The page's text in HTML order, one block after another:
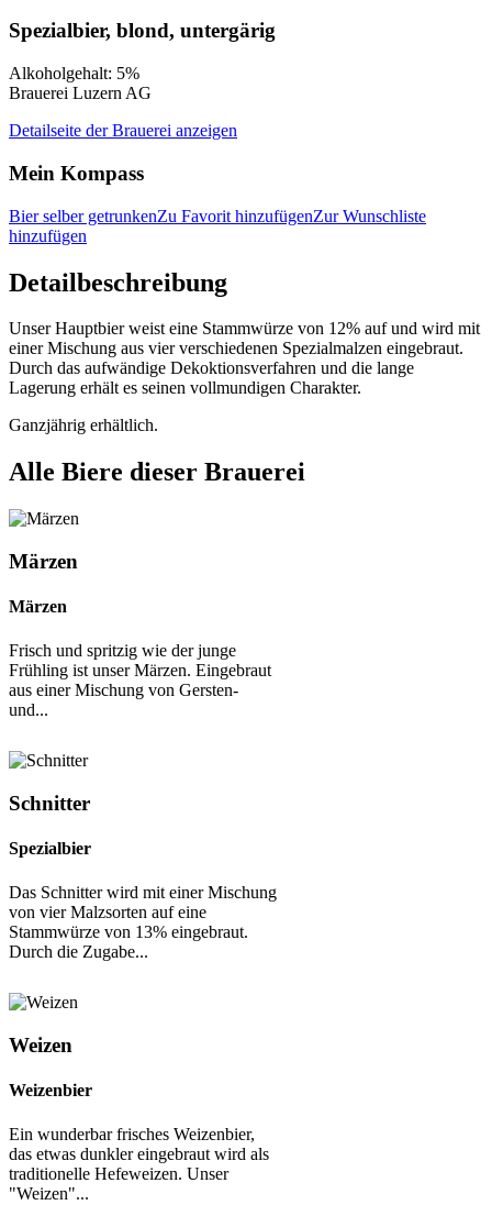
Spezialbier, blond, untergärig
Alkoholgehalt: 5%
Brauerei Luzern AG
Detailseite der Brauerei anzeigen
Mein Kompass
Bier selber getrunkenZu Favorit hinzufügenZur Wunschliste
hinzufügen
Detailbeschreibung
Unser Hauptbier weist eine Stammwürze von 12% auf und wird mit
einer Mischung aus vier verschiedenen Spezialmalzen eingebraut.
Durch das aufwändige Dekoktionsverfahren und die lange
Lagerung erhält es seinen vollmundigen Charakter.
Ganzjährig erhältlich.
Alle Biere dieser Brauerei
Märzen
Märzen
Frisch und spritzig wie der junge
Frühling ist unser Märzen. Eingebraut
aus einer Mischung von Gersten-
und...
Schnitter
Spezialbier
Das Schnitter wird mit einer Mischung
von vier Malzsorten auf eine
Stammwürze von 13% eingebraut.
Durch die Zugabe...
Weizen
Weizenbier
Ein wunderbar frisches Weizenbier,
das etwas dunkler eingebraut wird als
traditionelle Hefeweizen. Unser
"Weizen"...